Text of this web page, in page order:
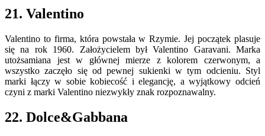
21. Valentino
Valentino to firma, która powstała w Rzymie. Jej początek plasuje
się na rok 1960. Założycielem był Valentino Garavani. Marka
utożsamiana jest w głównej mierze z kolorem czerwonym, a
wszystko zaczęło się od pewnej sukienki w tym odcieniu. Styl
marki łączy w sobie kobiecość i elegancję, a wyjątkowy odcień
czyni z marki Valentino niezwykły znak rozpoznawalny.
22. Dolce&Gabbana